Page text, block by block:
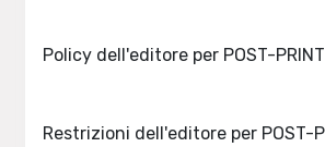
Policy dell'editore per POST-PRINT
Restrizioni dell'editore per POST-